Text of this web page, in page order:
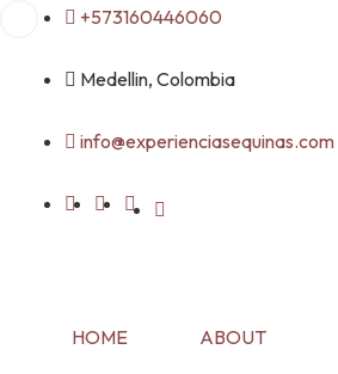
content
+573160446060
Medellin, Colombia
info@experienciasequinas.com
HOME ABOUT